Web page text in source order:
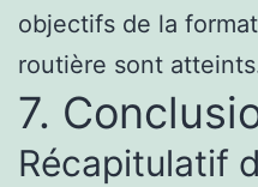
objectifs de la
routière sont
7.
Récapitulatif